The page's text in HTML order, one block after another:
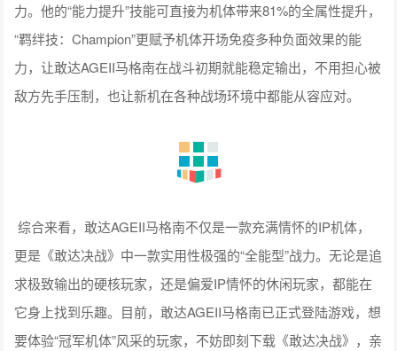
力。他的“能力提升”技能可直接为机体带来81%的全属性提升，
“羁绊技：Champion”更赋予机体开场免疫多种负面效果的能
力，让敢达AGEII马格南在战斗初期就能稳定输出，不用担心被
敌方先手压制，也让新机在各种战场环境中都能从容应对。
综合来看，敢达AGEII马格南不仅是一款充满情怀的IP机体，
更是《敢达决战》中一款实用性极强的“全能型”战力。无论是追
求极致输出的硬核玩家，还是偏爱IP情怀的休闲玩家，都能在
它身上找到乐趣。目前，敢达AGEII马格南已正式登陆游戏，想
要体验“冠军机体”风采的玩家，不妨即刻下载《敢达决战》，亲